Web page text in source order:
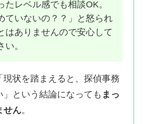
たレベル感でも相談OK。
ていないの？？」と怒られ
はありませんので安心して
い。
現状を踏まえると、探偵事務
」という結論になっても まっ
せん。